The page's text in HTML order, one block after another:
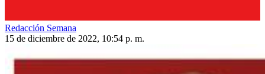
Redacción Semana
15 de diciembre de 2022, 10:54 p. m.